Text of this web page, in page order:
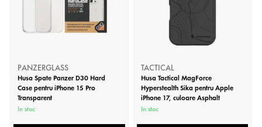
PANZERGLASS
Husa Spate Panzer D30 Hard
Case pentru iPhone 15 Pro
Transparent
In stoc
TACTICAL
Husa Tactical MagForce
Hyperstealth Sika pentru Apple
iPhone 17, culoare Asphalt
In stoc